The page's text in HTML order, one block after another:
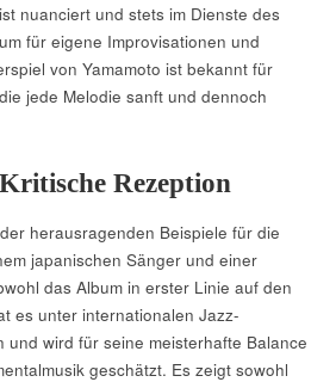
nuanciert und stets im Dienste des
für eigene Improvisationen und
von Yamamoto ist bekannt für
jede Melodie sanft und dennoch
Rezeption
herausragenden Beispiele für die
japanischen Sänger und einer
das Album in erster Linie auf den
es unter internationalen Jazz-
wird für seine meisterhafte Balance
geschätzt. Es zeigt sowohl